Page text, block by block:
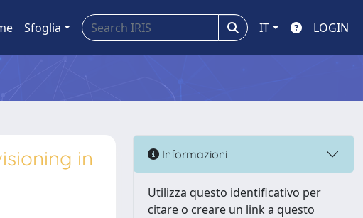
Sfoglia IT LOGIN
in
Informazioni
Utilizza questo identificativo per
citare o creare un link a questo